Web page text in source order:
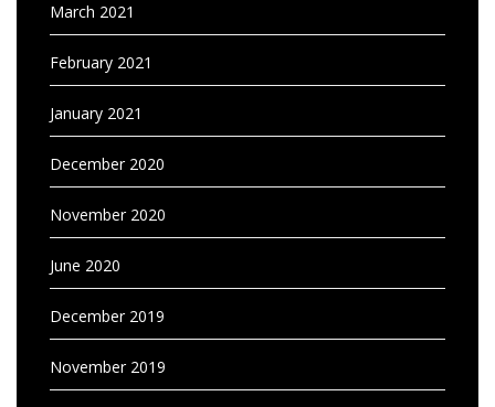
March 2021
February 2021
January 2021
December 2020
November 2020
June 2020
December 2019
November 2019